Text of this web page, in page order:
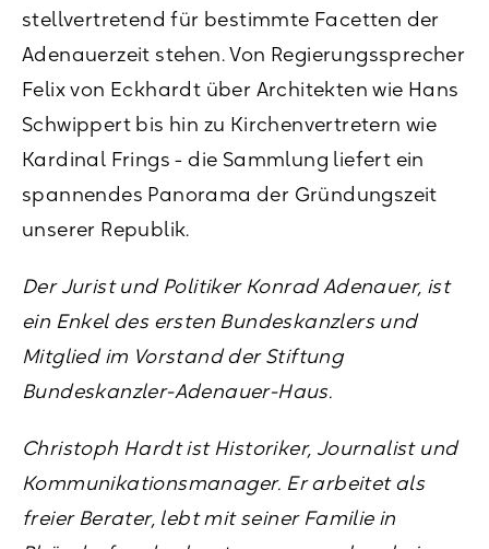
stellvertretend für bestimmte Facetten der
Adenauerzeit stehen. Von Regierungssprecher
Felix von Eckhardt über Architekten wie Hans
Schwippert bis hin zu Kirchenvertretern wie
Kardinal Frings - die Sammlung liefert ein
spannendes Panorama der Gründungszeit
unserer Republik.
Der Jurist und Politiker Konrad Adenauer, ist
ein Enkel des ersten Bundeskanzlers und
Mitglied im Vorstand der Stiftung
Bundeskanzler-Adenauer-Haus.
Christoph Hardt ist Historiker, Journalist und
Kommunikationsmanager. Er arbeitet als
freier Berater, lebt mit seiner Familie in